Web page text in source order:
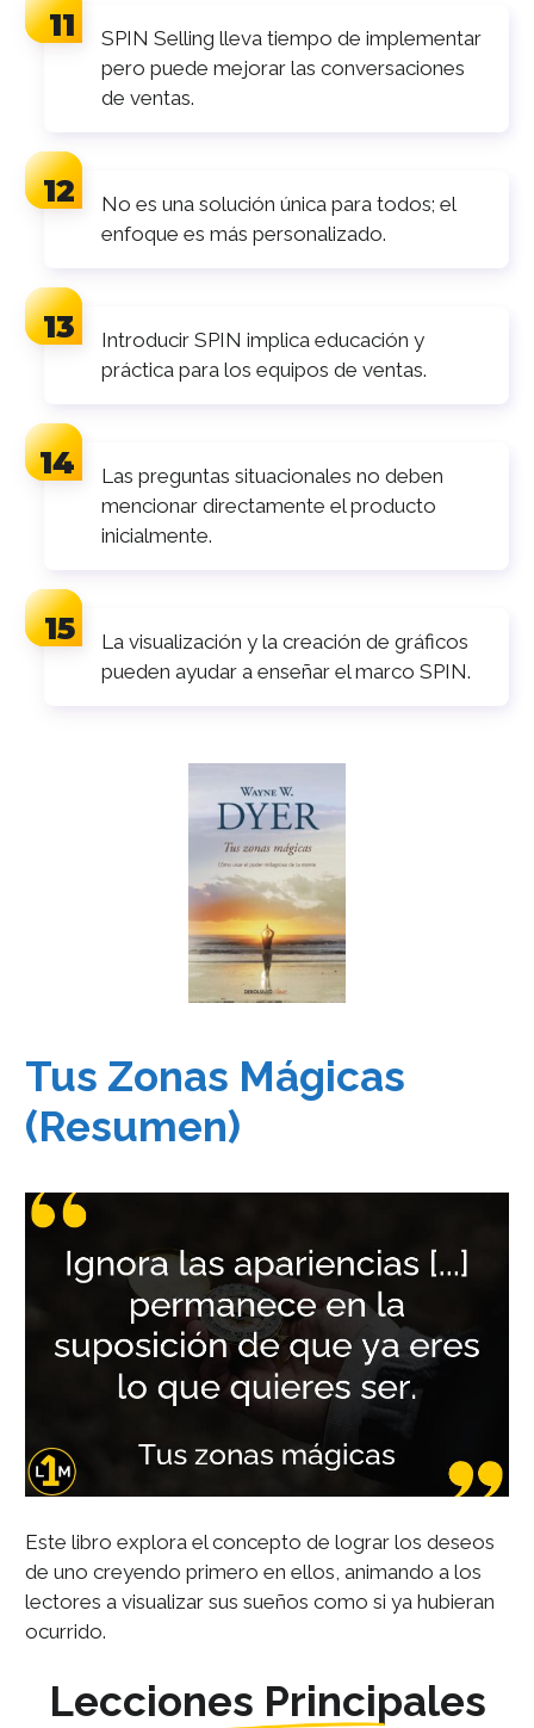
SPIN Selling lleva tiempo de implementar
pero puede mejorar las conversaciones
de ventas.
No es una solución única para todos; el
enfoque es más personalizado.
Introducir SPIN implica educación y
práctica para los equipos de ventas.
Las preguntas situacionales no deben
mencionar directamente el producto
inicialmente.
La visualización y la creación de gráficos
pueden ayudar a enseñar el marco SPIN.
Tus Zonas Mágicas
(Resumen)
Este libro explora el concepto de lograr los deseos
de uno creyendo primero en ellos, animando a los
lectores a visualizar sus sueños como si ya hubieran
ocurrido.
Lecciones Principales